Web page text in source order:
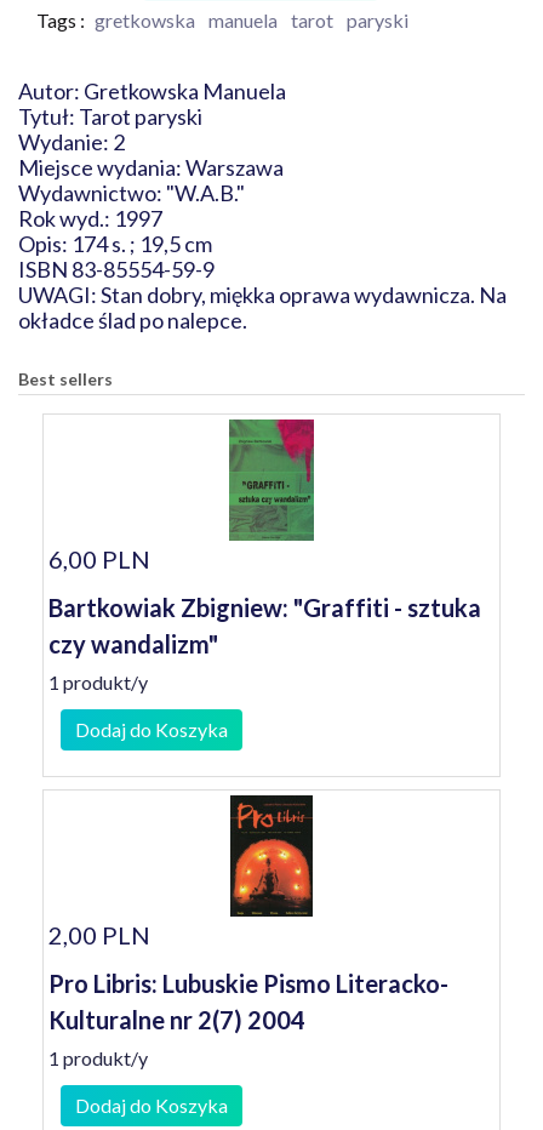
Tags : gretkowska manuela tarot paryski
Autor: Gretkowska Manuela
Tytuł: Tarot paryski
Wydanie: 2
Miejsce wydania: Warszawa
Wydawnictwo: "W.A.B."
Rok wyd.: 1997
Opis: 174 s. ; 19,5 cm
ISBN 83-85554-59-9
UWAGI: Stan dobry, miękka oprawa wydawnicza. Na
okładce ślad po nalepce.
Best sellers
6,00 PLN
Bartkowiak Zbigniew: "Graffiti - sztuka
czy wandalizm"
1 produkt/y
Dodaj do Koszyka
2,00 PLN
Pro Libris: Lubuskie Pismo Literacko-
Kulturalne nr 2(7) 2004
1 produkt/y
Dodaj do Koszyka